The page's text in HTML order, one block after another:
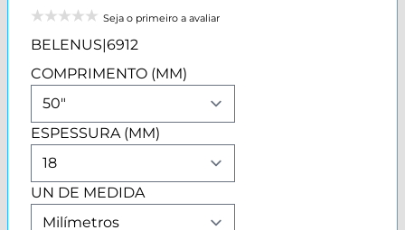
Seja o primeiro a avaliar
BELENUS|6912
COMPRIMENTO (MM)
ESPESSURA (MM)
UN DE MEDIDA